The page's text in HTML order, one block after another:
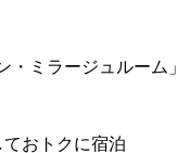
・ミラージュルーム
おトクに宿泊